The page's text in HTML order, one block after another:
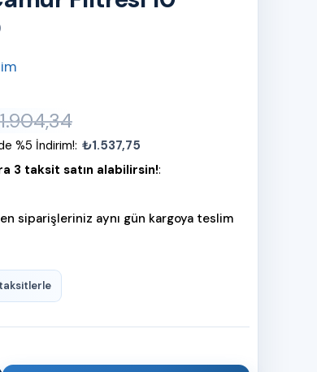
%5 İndirim!: ₺1.537,75
3 taksit satın alabilirsin!:
siparişleriniz aynı gün kargoya teslim